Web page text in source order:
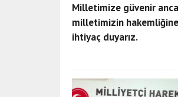
Milletimize güvenir
milletimizin hakemliğine
ihtiyaç duyarız.